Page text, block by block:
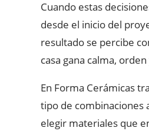
Cuando estas
desde el inicio del
resultado se percibe
casa gana calma,
En Forma Cerámicas
tipo de combinaciones
elegir materiales que